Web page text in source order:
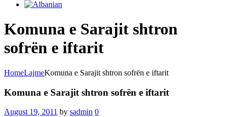
Komuna e Sarajit shtron
sofrën e iftarit
HomeLajmeKomuna e Sarajit shtron sofrën e iftarit
Komuna e Sarajit shtron sofrën e iftarit
August 19, 2011 by sadmin 0